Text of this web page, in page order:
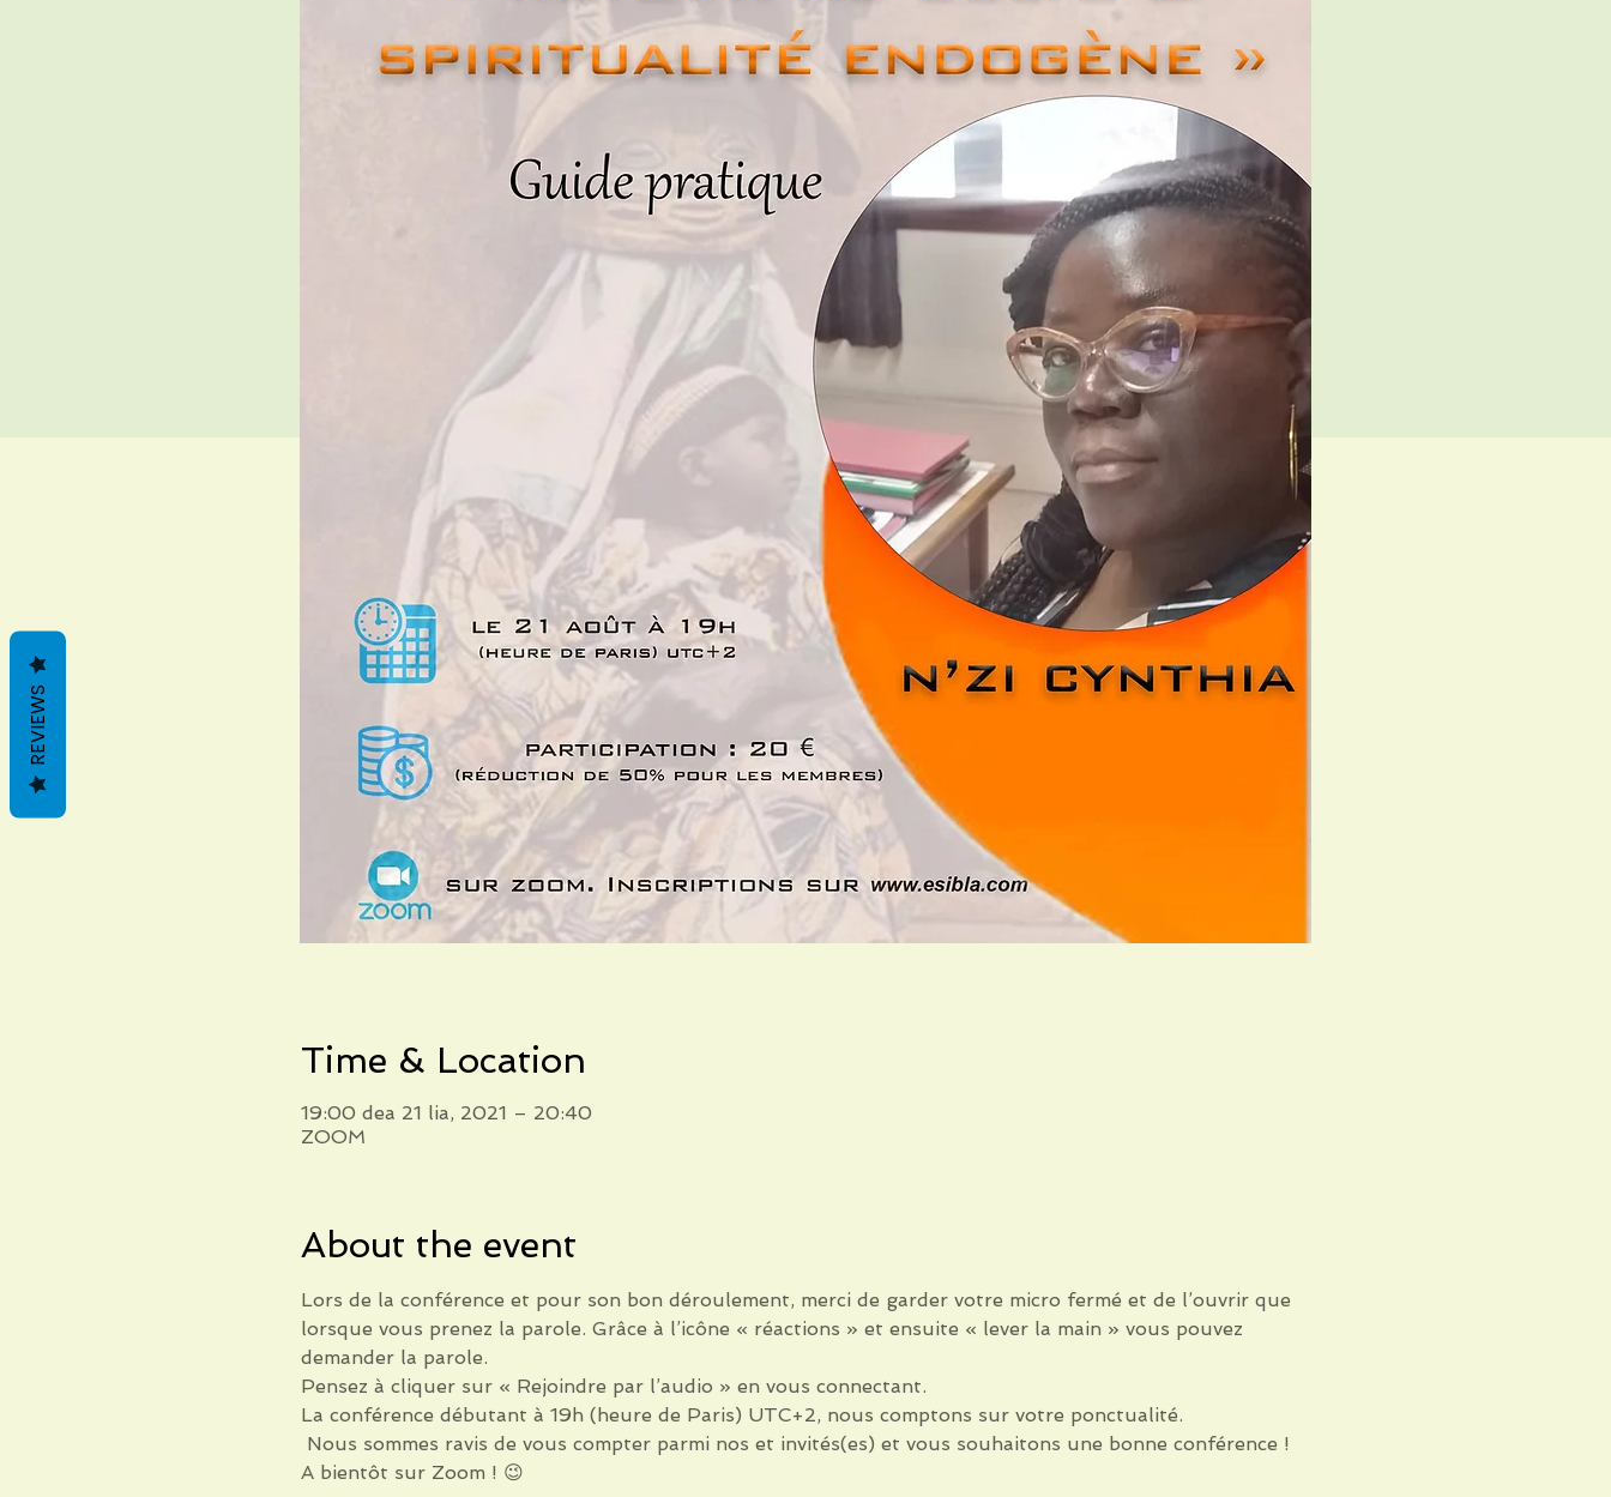
Time & Location
19:00 dea 21 lia, 2021 – 20:40
ZOOM
About the event
Lors de la conférence et pour son bon déroulement, merci de garder votre micro fermé et de l’ouvrir que
lorsque vous prenez la parole. Grâce à l’icône « réactions » et ensuite « lever la main » vous pouvez
demander la parole.
Pensez à cliquer sur « Rejoindre par l’audio » en vous connectant.
La conférence débutant à 19h (heure de Paris) UTC+2, nous comptons sur votre ponctualité.
Nous sommes ravis de vous compter parmi nos et invités(es) et vous souhaitons une bonne conférence !
A bientôt sur Zoom ! 😉
REVIEWS